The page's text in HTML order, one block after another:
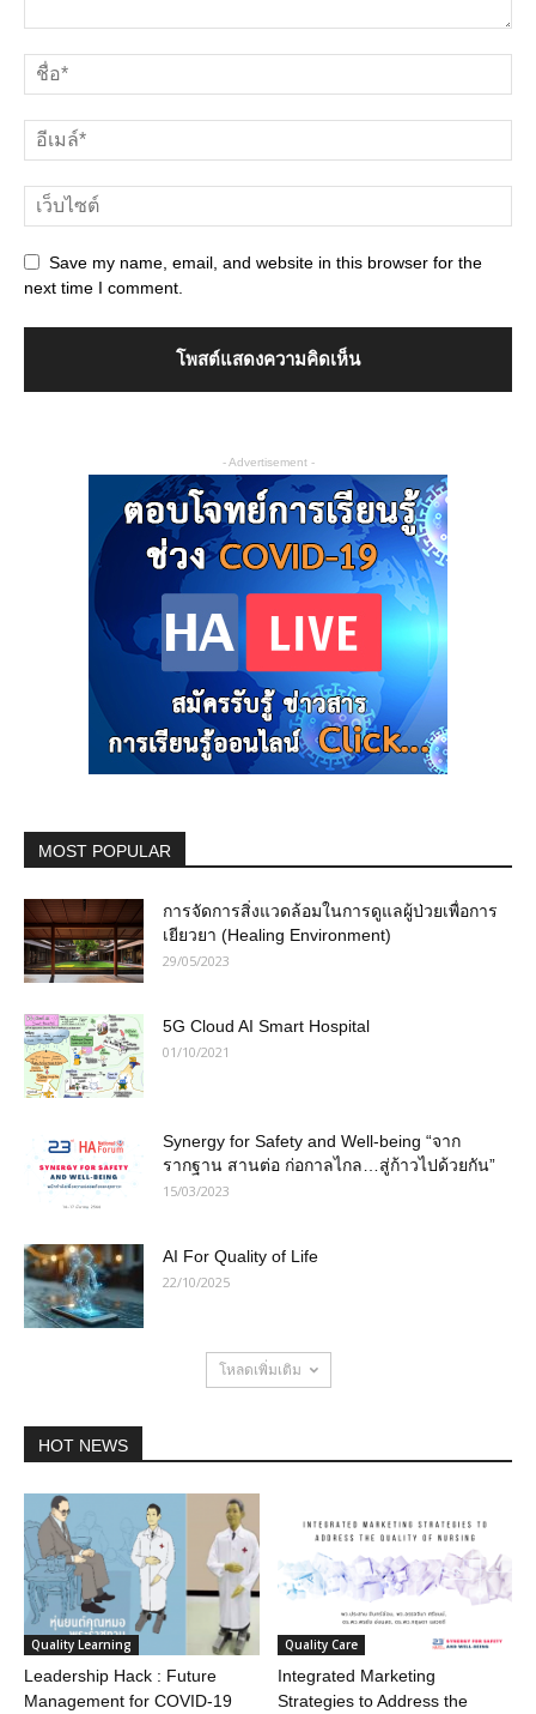
Save my name, email, and website in this browser for the
next time I comment.
- Advertisement -
MOST POPULAR
การจัดการสิ่งแวดล้อมในการดูแลผู้ป่วยเพื่อการ
เยียวยา (Healing Environment)
29/05/2023
5G Cloud AI Smart Hospital
01/10/2021
Synergy for Safety and Well-being “จาก
รากฐาน สานต่อ ก่อกาลไกล…สู่ก้าวไปด้วยกัน”
15/03/2023
AI For Quality of Life
22/10/2025
โหลดเพิ่มเติม
HOT NEWS
Quality Learning
Leadership Hack : Future
Management for COVID-19
Quality Care
Integrated Marketing
Strategies to Address the